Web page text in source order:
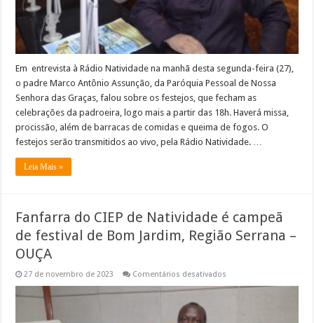
Em entrevista à Rádio Natividade na manhã desta segunda-feira (27),
o padre Marco Antônio Assunção, da Paróquia Pessoal de Nossa
Senhora das Graças, falou sobre os festejos, que fecham as
celebrações da padroeira, logo mais a partir das 18h. Haverá missa,
procissão, além de barracas de comidas e queima de fogos. O
festejos serão transmitidos ao vivo, pela Rádio Natividade. …
Leia Mais »
Fanfarra do CIEP de Natividade é campeã
de festival de Bom Jardim, Região Serrana –
OUÇA
27 de novembro de 2023 Comentários desativados